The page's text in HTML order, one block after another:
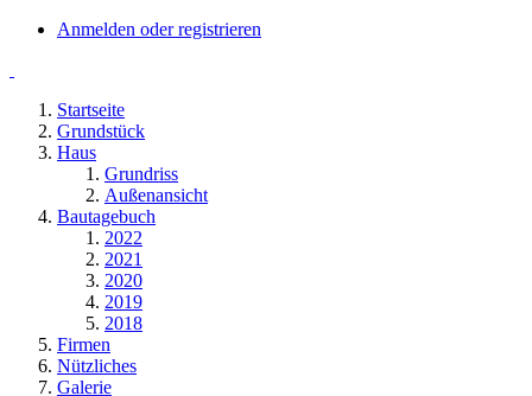
Anmelden oder registrieren
Startseite
Grundstück
Haus
Grundriss
Außenansicht
Bautagebuch
2022
2021
2020
2019
2018
Firmen
Nützliches
Galerie